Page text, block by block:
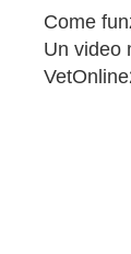
Come
Un video